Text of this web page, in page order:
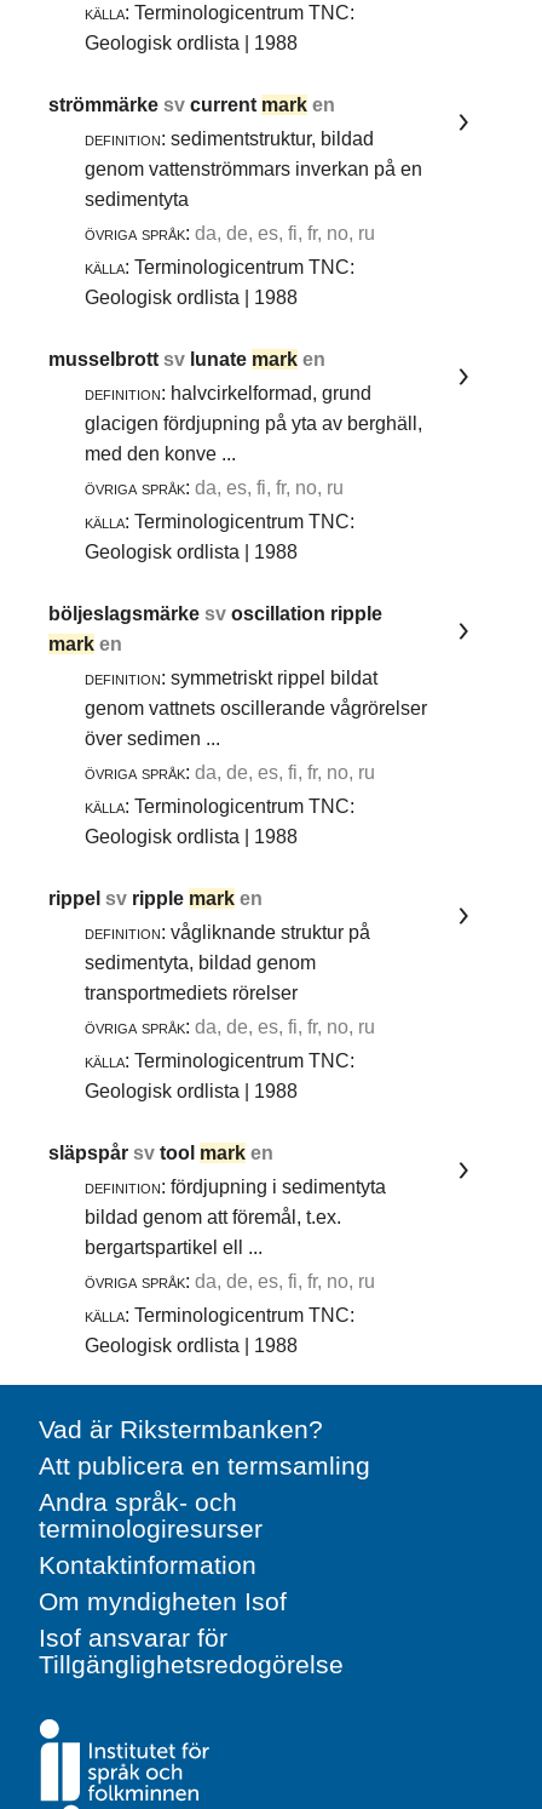
källa: Terminologicentrum TNC:
Geologisk ordlista | 1988
strömmärkesvcurrent mark en
definition: sedimentstruktur, bildad
genom vattenströmmars inverkan på en
sedimentyta
övriga språk: da, de, es, fi, fr, no, ru
källa: Terminologicentrum TNC:
Geologisk ordlista | 1988
musselbrottsv lunate mark en
definition: halvcirkelformad, grund
glacigen fördjupning på yta av berghäll,
med den konve ...
övriga språk: da, es, fi, fr, no, ru
källa: Terminologicentrum TNC:
Geologisk ordlista | 1988
böljeslagsmärkesvoscillation ripple
mark en
definition: symmetriskt rippel bildat
genom vattnets oscillerande vågrörelser
över sedimen ...
övriga språk: da, de, es, fi, fr, no, ru
källa: Terminologicentrum TNC:
Geologisk ordlista | 1988
rippelsv ripple mark en
definition: vågliknande struktur på
sedimentyta, bildad genom
transportmediets rörelser
övriga språk: da, de, es, fi, fr, no, ru
källa: Terminologicentrum TNC:
Geologisk ordlista | 1988
släpspårsvtool mark en
definition: fördjupning i sedimentyta
bildad genom att föremål, t.ex.
bergartspartikel ell ...
övriga språk: da, de, es, fi, fr, no, ru
källa: Terminologicentrum TNC:
Geologisk ordlista | 1988
Vad är Rikstermbanken?
Att publicera en termsamling
Andra språk- och
terminologiresurser
Kontaktinformation
Om myndigheten Isof
Isof ansvarar för
Tillgänglighetsredogörelse